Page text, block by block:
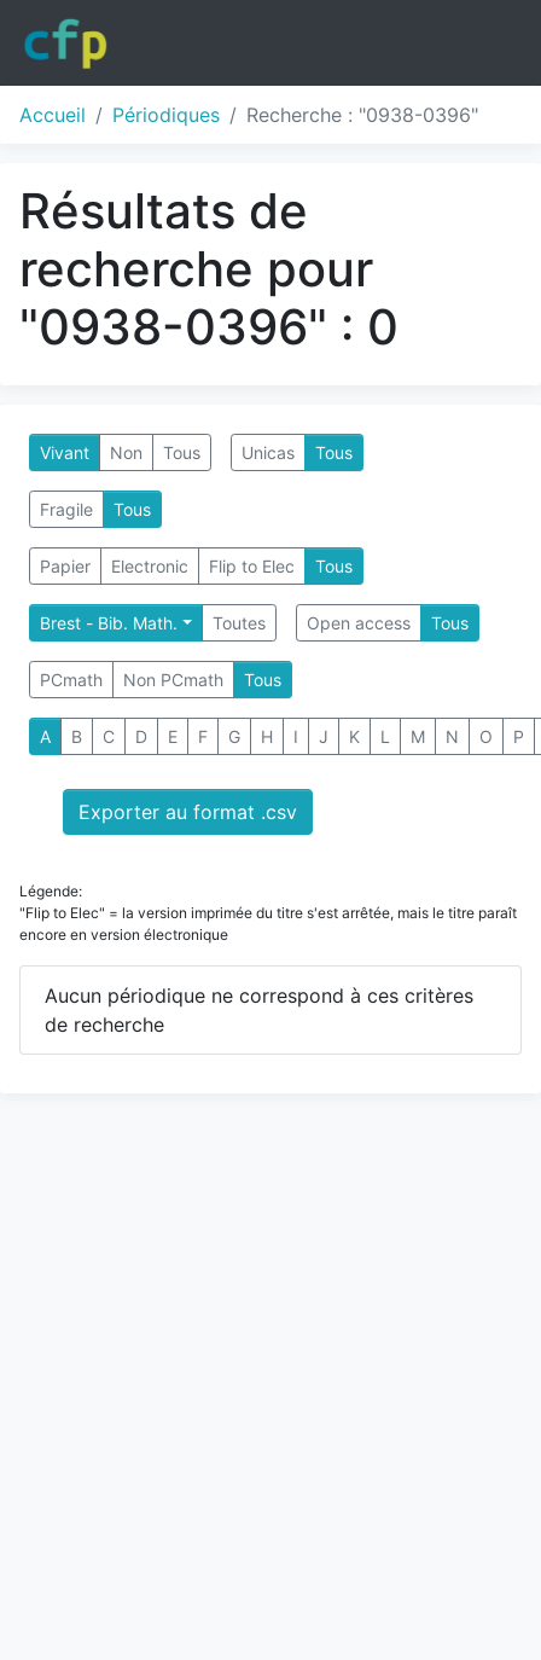
Accueil Périodiques Recherche : "0938-0396"
Résultats de
recherche pour
"0938-0396" : 0
Vivant Non Tous Unicas Tous
Fragile Tous
Papier Electronic Flip to Elec Tous
Brest - Bib. Math. Toutes Open access Tous
PCmath Non PCmath Tous
A B C D E F G H I J K L M N O P
Exporter au format .csv
Légende:
"Flip to Elec" = la version imprimée du titre s'est arrêtée, mais le titre paraît
encore en version électronique
Aucun périodique ne correspond à ces critères
de recherche